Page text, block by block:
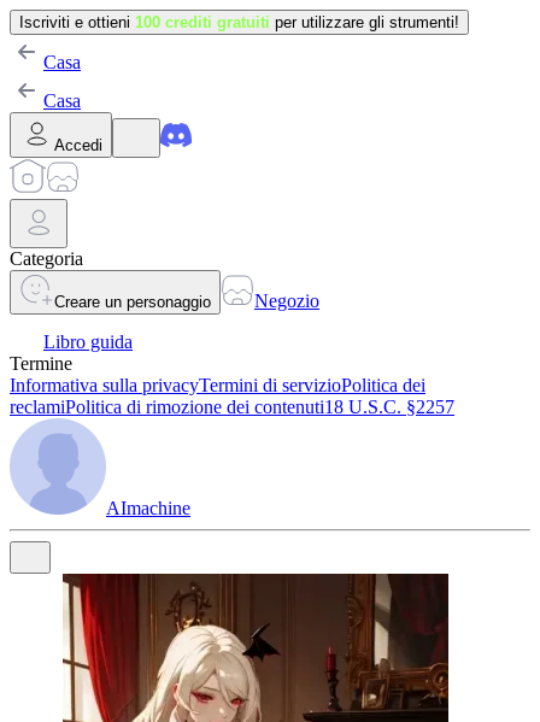
Iscriviti e ottieni 100 crediti gratuiti per utilizzare gli strumenti!
Casa
Casa
Accedi
Categoria
Creare un personaggio
Negozio
Libro guida
Termine
Informativa sulla privacyTermini di servizioPolitica dei
reclamiPolitica di rimozione dei contenuti18 U.S.C. §2257
AImachine